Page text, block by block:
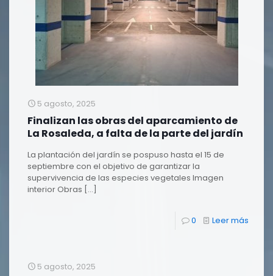
5 agosto, 2025
Finalizan las obras del aparcamiento de
La Rosaleda, a falta de la parte del jardín
La plantación del jardín se pospuso hasta el 15 de
septiembre con el objetivo de garantizar la
supervivencia de las especies vegetales Imagen
interior Obras […]
0 Leer más
5 agosto, 2025